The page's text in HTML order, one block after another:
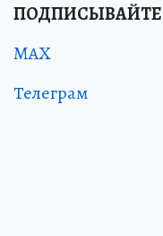
MAX
Телеграм